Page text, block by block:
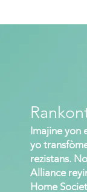
Imajine yon
yo
rezistans.
Alliance
Home